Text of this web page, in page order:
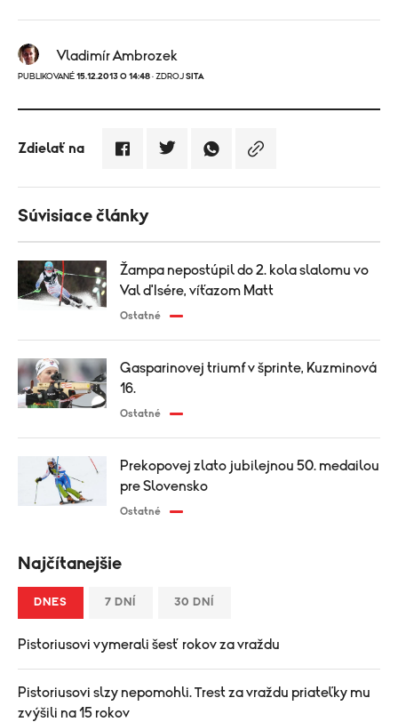
Vladimír Ambrozek
PUBLIKOVANÉ 15.12.2013 O 14:48 · ZDROJ SITA
Zdielať na
Súvisiace články
Žampa nepostúpil do 2. kola slalomu vo
Val d'Isére, víťazom Matt
Ostatné
Gasparinovej triumf v šprinte, Kuzminová
16.
Ostatné
Prekopovej zlato jubilejnou 50. medailou
pre Slovensko
Ostatné
Najčítanejšie
DNES 7 DNÍ 30 DNÍ
Pistoriusovi vymerali šesť rokov za vraždu
Pistoriusovi slzy nepomohli. Trest za vraždu priateľky mu
zvýšili na 15 rokov